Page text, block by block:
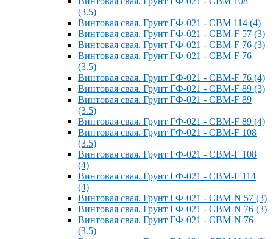
(3.5)
Винтовая свая. Грунт ГФ-021 - СВМ 114 (4)
Винтовая свая. Грунт ГФ-021 - СВМ-F 57 (3)
Винтовая свая. Грунт ГФ-021 - СВМ-F 76 (3)
Винтовая свая. Грунт ГФ-021 - СВМ-F 76
(3.5)
Винтовая свая. Грунт ГФ-021 - СВМ-F 76 (4)
Винтовая свая. Грунт ГФ-021 - СВМ-F 89 (3)
Винтовая свая. Грунт ГФ-021 - СВМ-F 89
(3.5)
Винтовая свая. Грунт ГФ-021 - СВМ-F 89 (4)
Винтовая свая. Грунт ГФ-021 - СВМ-F 108
(3.5)
Винтовая свая. Грунт ГФ-021 - СВМ-F 108
(4)
Винтовая свая. Грунт ГФ-021 - СВМ-F 114
(4)
Винтовая свая. Грунт ГФ-021 - СВМ-N 57 (3)
Винтовая свая. Грунт ГФ-021 - СВМ-N 76 (3)
Винтовая свая. Грунт ГФ-021 - СВМ-N 76
(3.5)